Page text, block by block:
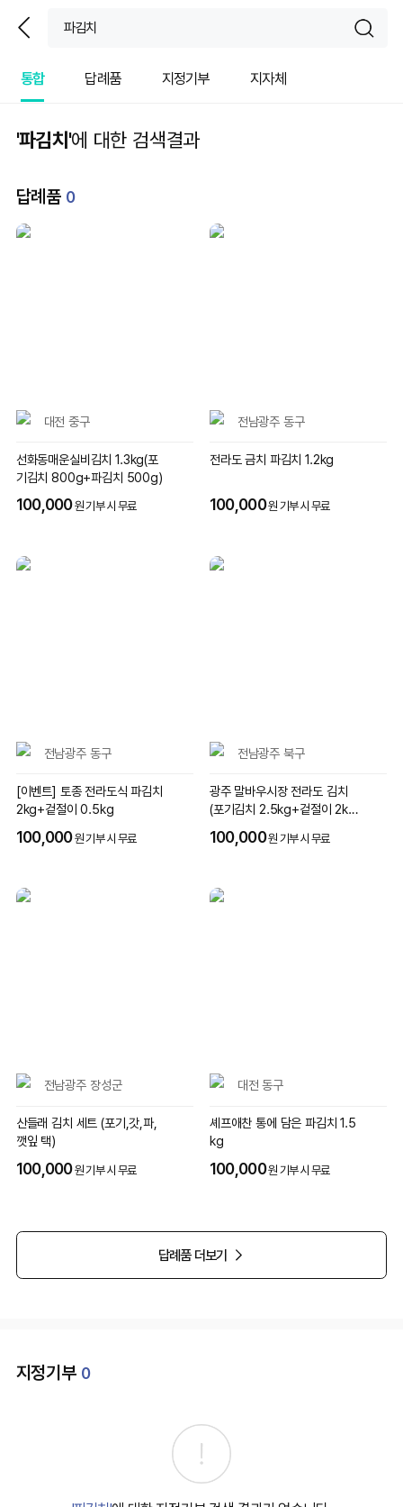
뒤
통합 답례품 지정기부 지자체
'파김치'에 대한 검색결과
답례품 0
대전 중구
선화동매운실비김치 1.3kg(포
기김치 800g+파김치 500g)
100,000원 기부 시 무료
전남광주 동구
전라도 금치 파김치 1.2kg
100,000원 기부 시 무료
전남광주 동구
[이벤트] 토종 전라도식 파김치
2kg+겉절이 0.5kg
100,000원 기부 시 무료
전남광주 북구
광주 말바우시장 전라도 김치
(포기김치 2.5kg+겉절이 2kg
100,000원 기부 시 무료
전남광주 장성군
산들래 김치 세트 (포기,갓,파,
깻잎 택)
100,000원 기부 시 무료
대전 동구
셰프애찬 통에 담은 파김치 1.5
kg
100,000원 기부 시 무료
답례품 더보기
지정기부 0